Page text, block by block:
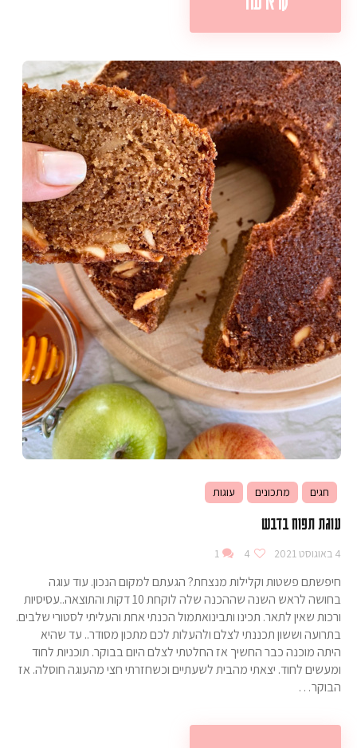
חגים מתכונים עוגות
עוגת תפוח בדבש
4 באוגוסט 2021 4
1
חיפשתם פשטות וקלילות מנצחת? הגעתם למקום הנכון. עוד עוגה
בחושה לראש השנה שההכנה שלה לוקחת 10 דקות והתוצאה..עסיסיות
ורכות שאין לתאר. תכינו ותבינואתמול הכנתי אחת והעליתי לסטורי שלבים.
בתרועה וששון תכננתי לצלם ולהעלות לכם מתכון מסודר.. עד שהיא
היתה מוכנה כבר החשיך אז החלטתי לצלם היום בבוקר. תוכניות לחוד
ומעשים לחוד. יצאתי מהבית לשעתיים וכשחזרתי חצי מהעוגה חוסלה. אז
הבוקר…